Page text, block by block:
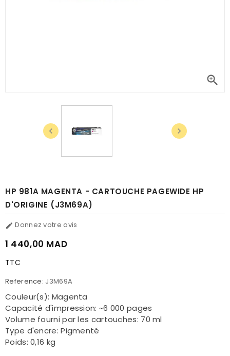

 
HP 981A MAGENTA - CARTOUCHE PAGEWIDE HP
D'ORIGINE (J3M69A)
 Donnez votre avis
1 440,00 MAD
TTC
Reference: J3M69A
Couleur(s): Magenta
Capacité d'impression: ~6 000 pages
Volume fourni par les cartouches: 70 ml
Type d'encre: Pigmenté
Poids: 0,16 kg